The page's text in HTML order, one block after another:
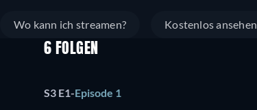
Wo kann ich streamen? Kostenlos ansehen
6 FOLGEN
S3 E1-Episode 1